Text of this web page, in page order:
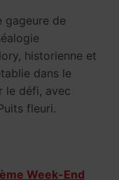
gageure de
historienne et
dans le
le défi, avec
fleuri.
Week-End